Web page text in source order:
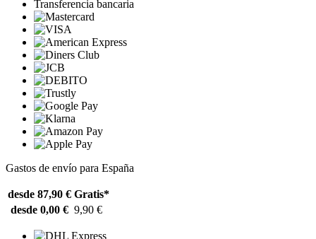
Transferencia bancaria
Gastos de envío para España
desde 87,90 € Gratis*
desde 0,00 € 9,90 €